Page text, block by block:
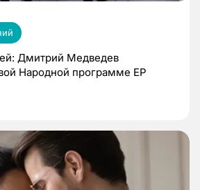
Дмитрий Медведев
Народной программе ЕР